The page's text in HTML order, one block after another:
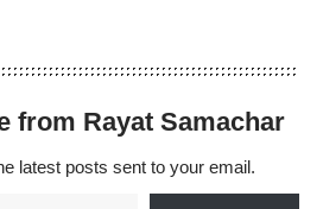
from Rayat Samachar
latest posts sent to your email.